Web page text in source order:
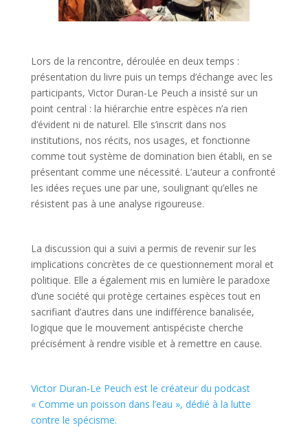
Lors de la rencontre, déroulée en deux temps :
présentation du livre puis un temps d’échange avec les
participants, Victor Duran-Le Peuch a insisté sur un
point central : la hiérarchie entre espèces n’a rien
d’évident ni de naturel. Elle s’inscrit dans nos
institutions, nos récits, nos usages, et fonctionne
comme tout système de domination bien établi, en se
présentant comme une nécessité. L’auteur a confronté
les idées reçues une par une, soulignant qu’elles ne
résistent pas à une analyse rigoureuse.
La discussion qui a suivi a permis de revenir sur les
implications concrètes de ce questionnement moral et
politique. Elle a également mis en lumière le paradoxe
d’une société qui protège certaines espèces tout en
sacrifiant d’autres dans une indifférence banalisée,
logique que le mouvement antispéciste cherche
précisément à rendre visible et à remettre en cause.
Victor Duran-Le Peuch est le créateur du podcast
« Comme un poisson dans l’eau », dédié à la lutte
contre le spécisme.